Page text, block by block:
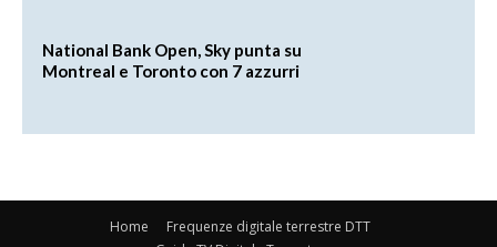
National Bank Open, Sky punta su
Montreal e Toronto con 7 azzurri
Home
Frequenze digitale terrestre DTT